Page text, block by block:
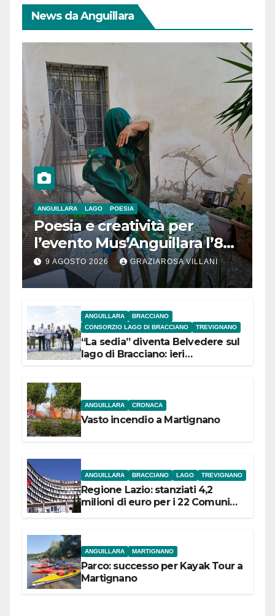
News da Anguillara
ANGUILLARA LAGO POESIA
Poesia e creatività per
l’evento Mus’Anguillara l’8
agosto 2026 al Museo
Contadino
9 AGOSTO 2026 GRAZIAROSA VILLANI
ANGUILLARA
BRACCIANO
CONSORZIO LAGO DI BRACCIANO
TREVIGNANO
“La sedia” diventa Belvedere sul
lago di Bracciano: ieri
ANGUILLARA CRONACA
Vasto incendio a Martignano
ANGUILLARA BRACCIANO LAGO TREVIGNANO
Regione Lazio: stanziati 4,2
milioni di euro per i 22 Comuni
ANGUILLARA MARTIGNANO
Parco: successo per Kayak Tour a
Martignano